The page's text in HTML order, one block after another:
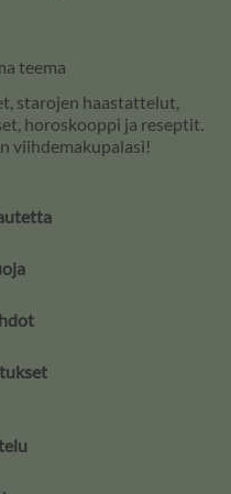
teema
starojen haastattelut,
horoskooppi ja reseptit.
viihdemakupalasi!